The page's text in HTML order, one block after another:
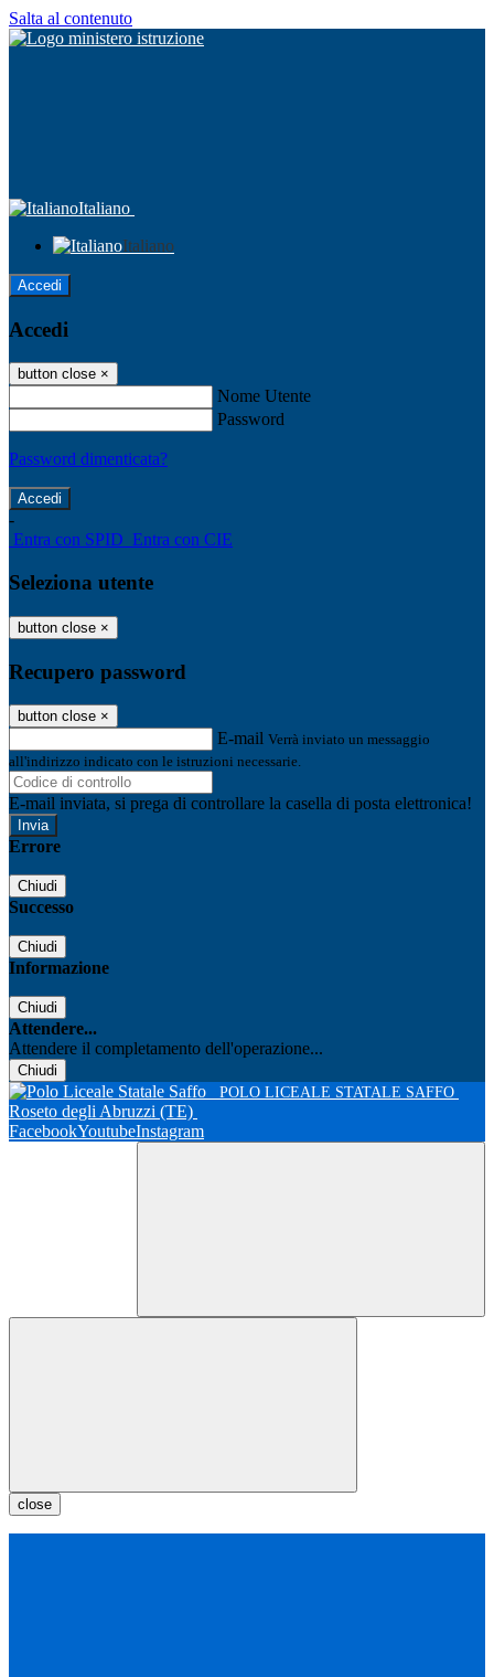
Salta al contenuto
Italiano
Italiano
Accedi
Accedi
button close ×
Nome Utente
Password
Password dimenticata?
-
Entra con SPID Entra con CIE
Seleziona utente
button close ×
Recupero password
button close ×
E-mail Verrà inviato un messaggio
all'indirizzo indicato con le istruzioni necessarie.
E-mail inviata, si prega di controllare la casella di posta elettronica!
Errore
Chiudi
Successo
Chiudi
Informazione
Chiudi
Attendere...
Attendere il completamento dell'operazione...
Chiudi
POLO LICEALE STATALE SAFFO
Roseto degli Abruzzi (TE)
FacebookYoutubeInstagram
close